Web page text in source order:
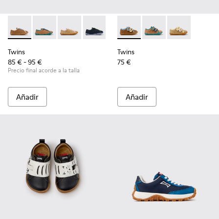
Twins - K800663-007 - Zapatos de piel multicolor para
Twins - K800663-004
Twins - K800663-003
Twins - K800663-002
Twins - K800663-001
Twins
85 € - 95 €
Precio final acorde a la talla
Añadir
Twins - K800666-008 -
Twins - K800666-
Twins -
Twins
75 €
Añadir